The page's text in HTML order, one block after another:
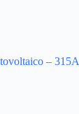
– 315A